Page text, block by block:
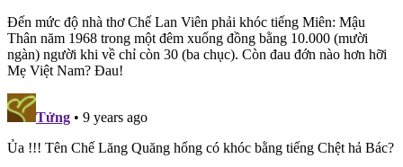
Đến mức độ nhà thơ Chế Lan Viên phải khóc tiếng Miên: Mậu
Thân năm 1968 trong một đêm xuống đồng bằng 10.000 (mười
ngàn) người khi về chỉ còn 30 (ba chục). Còn đau đớn nào hơn hỡi
Mẹ Việt Nam? Đau!
Tửng • 9 years ago
Ủa !!! Tên Chế Lăng Quăng hổng có khóc bằng tiếng Chệt hả Bác?